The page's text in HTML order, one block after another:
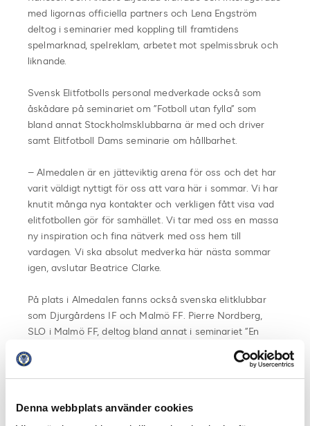
Denna webbplats använder cookies
med ligornas officiella partners och Lena Engström
deltog i seminarier med koppling till framtidens
spelmarknad, spelreklam, arbetet mot spelmissbruk och
liknande.
Svensk Elitfotbolls personal medverkade också som
åskådare på seminariet om ”Fotboll utan fylla” som
bland annat Stockholmsklubbarna är med och driver
samt Elitfotboll Dams seminarie om hållbarhet.
– Almedalen är en jätteviktig arena för oss och det har
varit väldigt nyttigt för oss att vara här i sommar. Vi har
knutit många nya kontakter och verkligen fått visa vad
elitfotbollen gör för samhället. Vi tar med oss en massa
ny inspiration och fina nätverk med oss hem till
vardagen. Vi ska absolut medverka här nästa sommar
igen, avslutar Beatrice Clarke.
På plats i Almedalen fanns också svenska elitklubbar
som Djurgårdens IF och Malmö FF. Pierre Nordberg,
SLO i Malmö FF, deltog bland annat i seminariet ”En
mötesplatser?”.